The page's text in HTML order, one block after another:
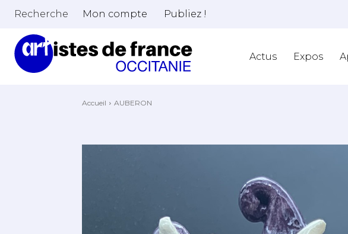
Recherche Mon compte Publiez !
Actus Expos
Accueil AUBERON